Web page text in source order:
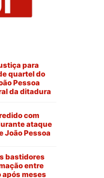
para
quartel do
Pessoa
da ditadura
com
ataque
João Pessoa
bastidores
entre
após meses